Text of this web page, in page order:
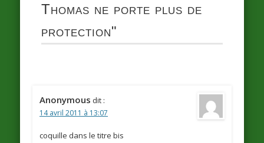
Thomas ne porte plus de
protection"
Anonymous dit :
14 avril 2011 à 13:07
coquille dans le titre bis